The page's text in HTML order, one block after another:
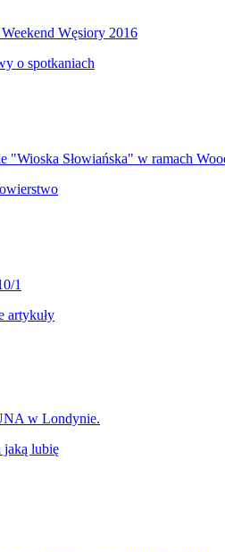
Węsiory 2016
o spotkaniach
"Wioska Słowiańska" w ramach
1
artykuły
w Londynie.
jaką lubię